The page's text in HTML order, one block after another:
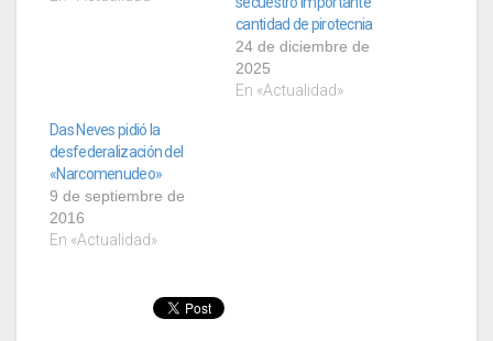
cantidad de pirotecnia
24 de diciembre de
2025
En «Actualidad»
Das Neves pidió la
desfederalización del
«Narcomenudeo»
9 de septiembre de
2016
En «Actualidad»